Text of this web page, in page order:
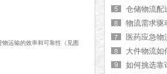
运输的效率和可靠性（见图
仓储物流配
送方案【实
物流需求驱
建设研究
医药应急物
大件物流如
公司告诉你
如何挑选靠